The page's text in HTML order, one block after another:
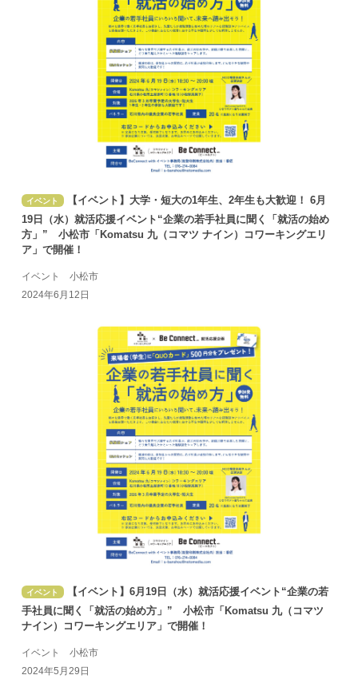
イベント
【イベント】大学・短大の1年生、2年生も大歓迎！ 6月
19日（水）就活応援イベント“企業の若手社員に聞く「就活の始め
方」” 小松市「Komatsu 九（コマツ ナイン）コワーキングエリ
ア」で開催！
イベント 小松市
2024年6月12日
イベント
【イベント】6月19日（水）就活応援イベント“企業の若
手社員に聞く「就活の始め方」” 小松市「Komatsu 九（コマツ
ナイン）コワーキングエリア」で開催！
イベント 小松市
2024年5月29日